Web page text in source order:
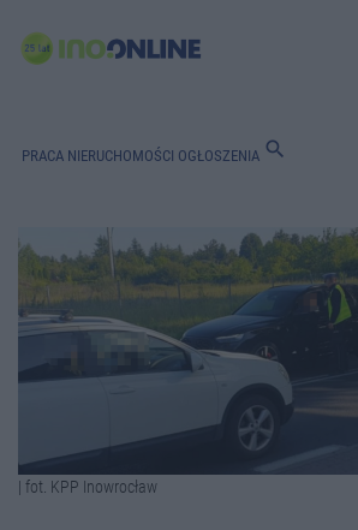
PRACA NIERUCHOMOŚCI OGŁOSZENIA search
| fot. KPP Inowrocław